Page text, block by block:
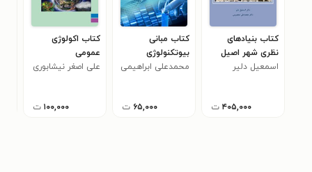
کتاب بنیادهای
نظری شهر اصیل
اسلامی
اسمعیل دلیر
۴۰۵,۰۰۰ ت
کتاب مبانی
بیوتکنولوژی
محمدعلی ابراهیمی
۶۵,۰۰۰ ت
کتاب اکولوژی
عمومی
علی اصغر نیشابوری
۱۰۰,۰۰۰ ت